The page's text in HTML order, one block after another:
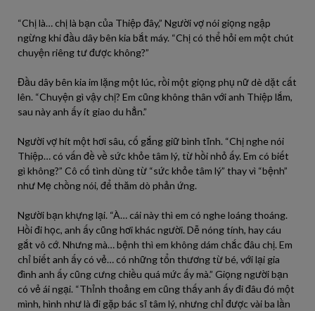
“Chị là… chị là bạn của Thiệp đây,” Người vợ nói giọng ngập
ngừng khi đầu dây bên kia bắt máy. “Chị có thể hỏi em một chút
chuyện riêng tư được không?”
Đầu dây bên kia im lặng một lúc, rồi một giọng phụ nữ dè dặt cất
lên. “Chuyện gì vậy chị? Em cũng không thân với anh Thiệp lắm,
sau này anh ấy ít giao du hẳn.”
Người vợ hít một hơi sâu, cố gắng giữ bình tĩnh. “Chị nghe nói
Thiệp… có vấn đề về sức khỏe tâm lý, từ hồi nhỏ ấy. Em có biết
gì không?” Cô cố tình dùng từ “sức khỏe tâm lý” thay vì “bệnh”
như Mẹ chồng nói, để thăm dò phản ứng.
Người bạn khựng lại. “À… cái này thì em có nghe loáng thoáng.
Hồi đi học, anh ấy cũng hơi khác người. Dễ nóng tính, hay cáu
gắt vô cớ. Nhưng mà… bệnh thì em không dám chắc đâu chị. Em
chỉ biết anh ấy có vẻ… có những tổn thương từ bé, với lại gia
đình anh ấy cũng cưng chiều quá mức ấy mà.” Giọng người bạn
có vẻ ái ngại. “Thỉnh thoảng em cũng thấy anh ấy đi đâu đó một
mình, hình như là đi gặp bác sĩ tâm lý, nhưng chỉ được vài ba lần